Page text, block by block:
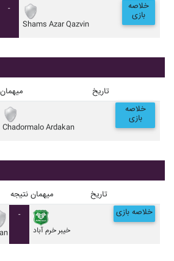
-
Shams Azar Qazvin
خلاصه
بازی
میهمان تاریخ
Chadormalo Ardakan
خلاصه
بازی
نتیجه میهمان تاریخ
-
خيبر خرم آباد
خلاصه بازی